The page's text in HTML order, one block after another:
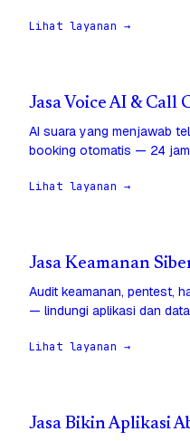
Lihat layanan →
Jasa Voice AI &
AI suara yang menjawab
booking otomatis — 24
Lihat layanan →
Jasa Keamanan
Audit keamanan, pentest,
— lindungi aplikasi dan
Lihat layanan →
Jasa Bikin Aplikasi